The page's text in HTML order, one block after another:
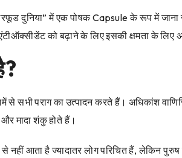
दुनिया” में एक पोषक Capsule के रूप में
को बढ़ाने के लिए इसकी क्षमता के
से सभी पराग का उत्पादन करते हैं। अधिकांश
मादा शंकु होते हैं।
से नहीं आता है ज्यादातर लोग परिचित हैं, लेकिन